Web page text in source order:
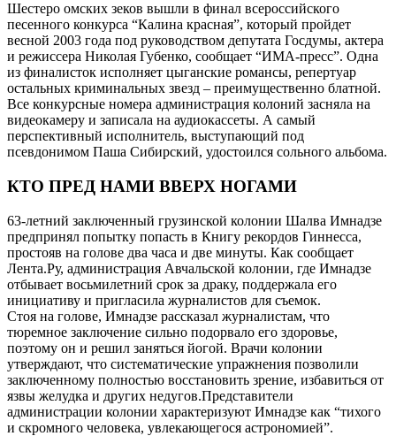
Шестеро омских зеков вышли в финал всероссийского
песенного конкурса “Калина красная”, который пройдет
весной 2003 года под руководством депутата Госдумы, актера
и режиссера Николая Губенко, сообщает “ИМА-пресс”. Одна
из финалисток исполняет цыганские романсы, репертуар
остальных криминальных звезд – преимущественно блатной.
Все конкурсные номера администрация колоний засняла на
видеокамеру и записала на аудиокассеты. А самый
перспективный исполнитель, выступающий под
псевдонимом Паша Сибирский, удостоился сольного альбома.
КТО ПРЕД НАМИ ВВЕРХ НОГАМИ
63-летний заключенный грузинской колонии Шалва Имнадзе
предпринял попытку попасть в Книгу рекордов Гиннесcа,
простояв на голове два часа и две минуты. Как сообщает
Лента.Ру, администрация Авчальской колонии, где Имнадзе
отбывает восьмилетний срок за драку, поддержала его
инициативу и пригласила журналистов для съемок.
Стоя на голове, Имнадзе рассказал журналистам, что
тюремное заключение сильно подорвало его здоровье,
поэтому он и решил заняться йогой. Врачи колонии
утверждают, что систематические упражнения позволили
заключенному полностью восстановить зрение, избавиться от
язвы желудка и других недугов.Представители
администрации колонии характеризуют Имнадзе как “тихого
и скромного человека, увлекающегося астрономией”.